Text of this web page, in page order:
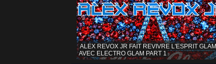
ALEX REVOX JR FAIT REVIVRE L'ESPRIT GLAM
AVEC ELECTRO GLAM PART 1